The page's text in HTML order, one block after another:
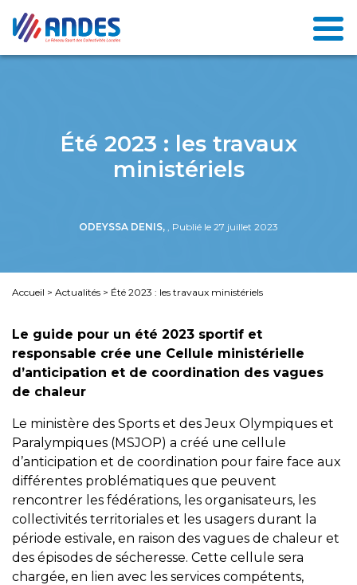
Été 2023 : les travaux
ministériels
ODEYSSA DENIS, , Publié le 27 juillet 2023
Accueil > Actualités > Été 2023 : les travaux ministériels
Le guide pour un été 2023 sportif et
responsable crée une Cellule ministérielle
d’anticipation et de coordination des vagues
de chaleur
Le ministère des Sports et des Jeux Olympiques et
Paralympiques (MSJOP) a créé une cellule
d’anticipation et de coordination pour faire face aux
différentes problématiques que peuvent
rencontrer les fédérations, les organisateurs, les
collectivités territoriales et les usagers durant la
période estivale, en raison des vagues de chaleur et
des épisodes de sécheresse. Cette cellule sera
chargée, en lien avec les services compétents,